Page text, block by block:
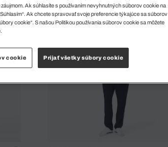
Ak súhlasíte s používaním nevyhnutných súborov cookie na
Ak chcete spravovať svoje preferencie týkajúce sa súborov
cookie“. S našou Politikou používania súborov cookie sa môžete
cookie Prijať všetky súbory cookie